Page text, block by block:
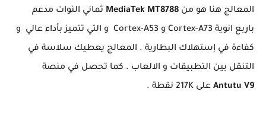
المعالج هنا هو من MediaTek MT8788 ثماني النوات مدعم
باربع انوية Cortex-A73 و Cortex-A53 و التي تتميز بأداء عالي و
كفاءة في إستهلاك البطارية . المعالج يعطيك سلاسة في
التنقل بين التطبيقات و الالعاب . كما تحصل في منصة
Antutu V9 على 217K نقطة .